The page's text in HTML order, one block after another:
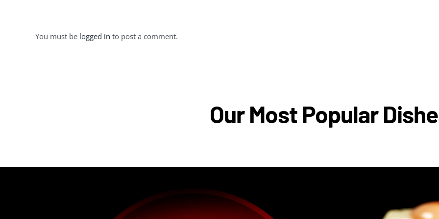
You must be logged in to post a comment.
Our Most Popular